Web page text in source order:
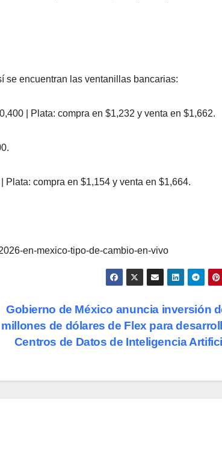
se encuentran las ventanillas bancarias:
| Plata: compra en $1,232 y venta en $1,662.
Plata: compra en $1,154 y venta en $1,664.
en-mexico-tipo-de-cambio-en-vivo
Gobierno de México anuncia inversión
millones de dólares de Flex para
Centros de Datos de Inteligencia